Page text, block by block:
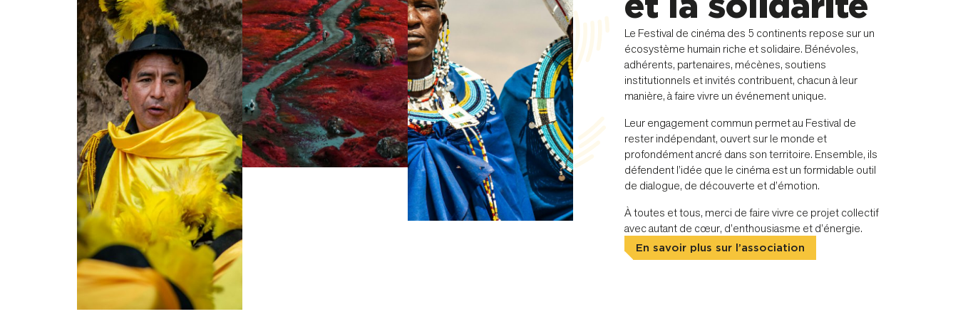
et la solidarité
Le Festival de cinéma des 5 continents repose sur un
écosystème humain riche et solidaire. Bénévoles,
adhérents, partenaires, mécènes, soutiens
institutionnels et invités contribuent, chacun à leur
manière, à faire vivre un événement unique.
Leur engagement commun permet au Festival de
rester indépendant, ouvert sur le monde et
profondément ancré dans son territoire. Ensemble, ils
défendent l’idée que le cinéma est un formidable outil
de dialogue, de découverte et d’émotion.
À toutes et tous, merci de faire vivre ce projet collectif
avec autant de cœur, d’enthousiasme et d’énergie.
En savoir plus sur l’association